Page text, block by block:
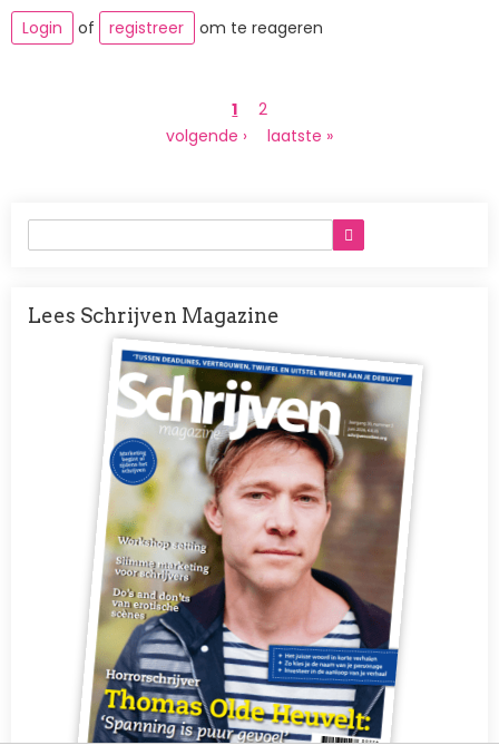
Login
of registreer om te reageren
Huidige
pagina
1 Page
2
Volgende
volgende ›
Laatste
laatste »
Lees Schrijven Magazine
Afbeelding